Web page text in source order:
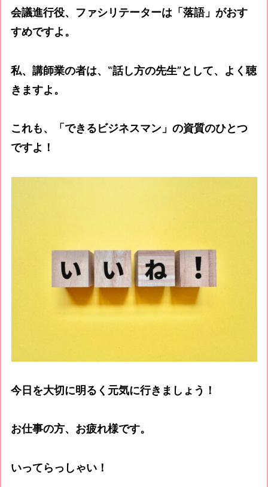
会議進行役、ファシリテーターは「落語」がおす
すめですよ。
私、講師業の者は、‟話し方の先生”として、よく聴
きますよ。
これも、「できるビジネスマン」の資質のひとつ
ですよ！
今日を大切に明るく元気に行きましょう！
お仕事の方、お疲れ様です。
いってらっしゃい！